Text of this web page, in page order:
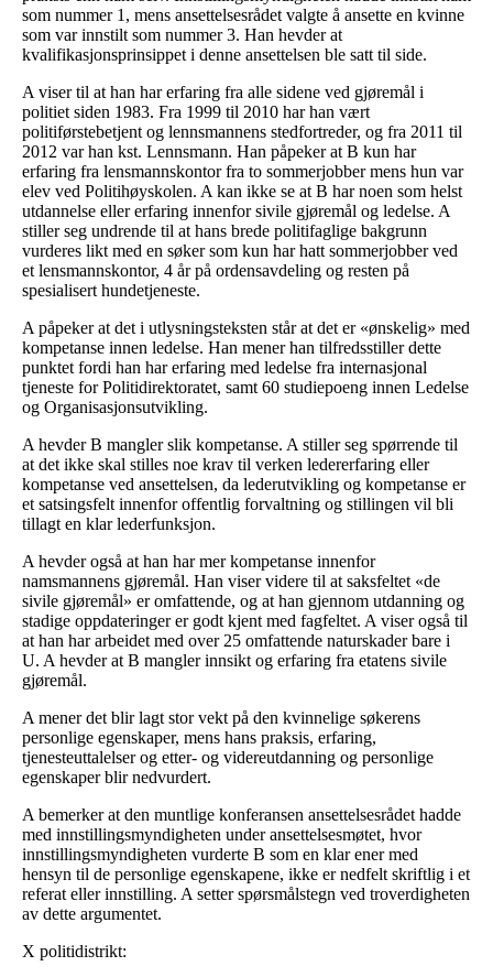
som nummer 1, mens ansettelsesrådet valgte å ansette en kvinne
som var innstilt som nummer 3. Han hevder at
kvalifikasjonsprinsippet i denne ansettelsen ble satt til side.
A viser til at han har erfaring fra alle sidene ved gjøremål i
politiet siden 1983. Fra 1999 til 2010 har han vært
politiførstebetjent og lennsmannens stedfortreder, og fra 2011 til
2012 var han kst. Lennsmann. Han påpeker at B kun har
erfaring fra lensmannskontor fra to sommerjobber mens hun var
elev ved Politihøyskolen. A kan ikke se at B har noen som helst
utdannelse eller erfaring innenfor sivile gjøremål og ledelse. A
stiller seg undrende til at hans brede politifaglige bakgrunn
vurderes likt med en søker som kun har hatt sommerjobber ved
et lensmannskontor, 4 år på ordensavdeling og resten på
spesialisert hundetjeneste.
A påpeker at det i utlysningsteksten står at det er «ønskelig» med
kompetanse innen ledelse. Han mener han tilfredsstiller dette
punktet fordi han har erfaring med ledelse fra internasjonal
tjeneste for Politidirektoratet, samt 60 studiepoeng innen Ledelse
og Organisasjonsutvikling.
A hevder B mangler slik kompetanse. A stiller seg spørrende til
at det ikke skal stilles noe krav til verken ledererfaring eller
kompetanse ved ansettelsen, da lederutvikling og kompetanse er
et satsingsfelt innenfor offentlig forvaltning og stillingen vil bli
tillagt en klar lederfunksjon.
A hevder også at han har mer kompetanse innenfor
namsmannens gjøremål. Han viser videre til at saksfeltet «de
sivile gjøremål» er omfattende, og at han gjennom utdanning og
stadige oppdateringer er godt kjent med fagfeltet. A viser også til
at han har arbeidet med over 25 omfattende naturskader bare i
U. A hevder at B mangler innsikt og erfaring fra etatens sivile
gjøremål.
A mener det blir lagt stor vekt på den kvinnelige søkerens
personlige egenskaper, mens hans praksis, erfaring,
tjenesteuttalelser og etter- og videreutdanning og personlige
egenskaper blir nedvurdert.
A bemerker at den muntlige konferansen ansettelsesrådet hadde
med innstillingsmyndigheten under ansettelsesmøtet, hvor
innstillingsmyndigheten vurderte B som en klar ener med
hensyn til de personlige egenskapene, ikke er nedfelt skriftlig i et
referat eller innstilling. A setter spørsmålstegn ved troverdigheten
av dette argumentet.
X politidistrikt: